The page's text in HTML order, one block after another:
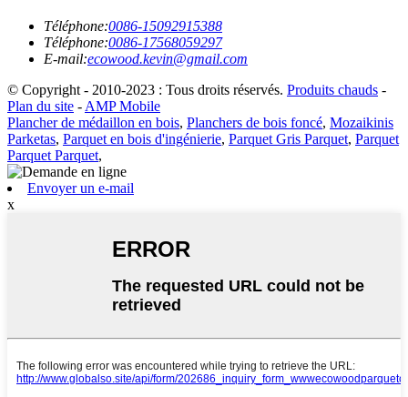
Téléphone:0086-15092915388
Téléphone:0086-17568059297
E-mail:ecowood.kevin@gmail.com
© Copyright - 2010-2023 : Tous droits réservés. Produits chauds -
Plan du site - AMP Mobile
Plancher de médaillon en bois, Planchers de bois foncé, Mozaikinis
Parketas, Parquet en bois d'ingénierie, Parquet Gris Parquet, Parquet
Parquet Parquet,
Envoyer un e-mail
x